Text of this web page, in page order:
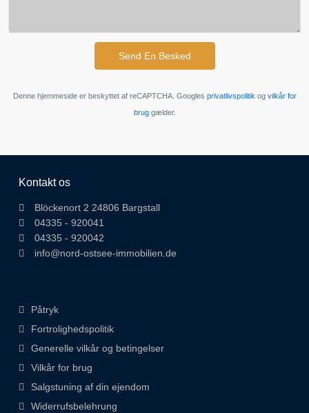
Send En Besked
Denne hjemmeside er beskyttet af reCAPTCHA. Googles privatlivspolitik og vilkår for
bruggælder.
Kontakt os
Blöckenort 2 24806 Bargstall
04335 - 920041
04335 - 920042
info@nord-ostsee-immobilien.de
Påtryk
Fortrolighedspolitik
Generelle vilkår og betingelser
Vilkår for brug
Salgstuning af din ejendom
Widerrufsbelehrung